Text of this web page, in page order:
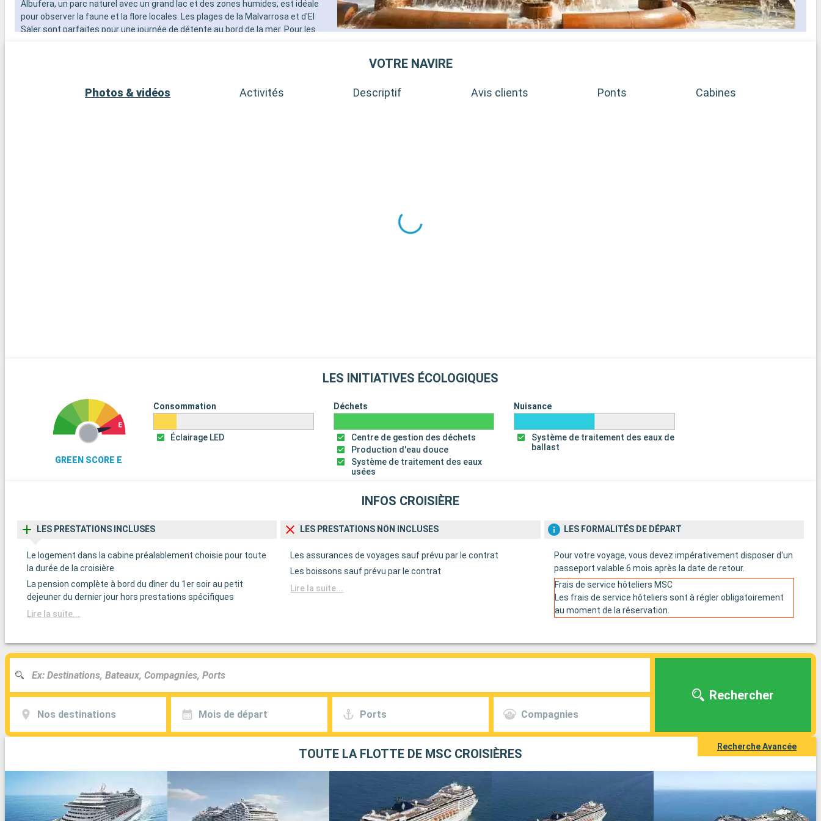
Albufera, un parc naturel avec un grand lac et des zones humides, est idéale
pour observer la faune et la flore locales. Les plages de la Malvarrosa et d'El
Saler sont parfaites pour une journée de détente au bord de la mer. Pour les
VOTRE NAVIRE
Photos & vidéos Activités Descriptif Avis clients Ponts Cabines
LES INITIATIVES ÉCOLOGIQUES
GREEN SCORE E
Consommation
Éclairage LED
Déchets
Centre de gestion des déchets
Production d'eau douce
Système de traitement des eaux
usées
Nuisance
Système de traitement des eaux de
ballast
INFOS CROISIÈRE
LES PRESTATIONS INCLUSES
Le logement dans la cabine préalablement choisie pour toute
la durée de la croisière
La pension complète à bord du dîner du 1er soir au petit
dejeuner du dernier jour hors prestations spécifiques
Lire la suite...
LES PRESTATIONS NON INCLUSES
Les assurances de voyages sauf prévu par le contrat
Les boissons sauf prévu par le contrat
Lire la suite...
LES FORMALITÉS DE DÉPART
Pour votre voyage, vous devez impérativement disposer d'un
passeport valable 6 mois après la date de retour.
Frais de service hôteliers MSC
Les frais de service hôteliers sont à régler obligatoirement
au moment de la réservation.
Nos destinations Mois de départ Ports Compagnies
Rechercher
Recherche Avancée
TOUTE LA FLOTTE DE MSC CROISIÈRES